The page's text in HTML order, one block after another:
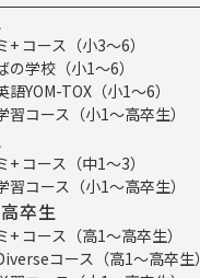
+ コース（小3～6）
の学校（小1～6）
語YOM-TOX（小1～6）
習コース（小1～高卒生）
+ コース（中1～3）
習コース（小1～高卒生）
卒生
+ コース（高1～高卒生）
コース（高1～高卒生）